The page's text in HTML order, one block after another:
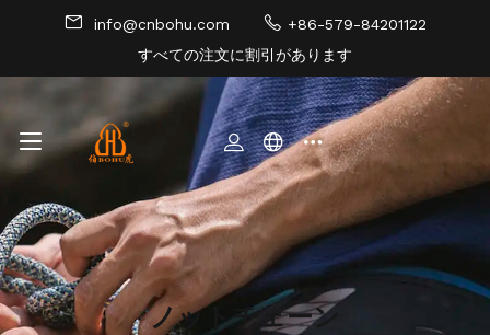
info@cnbohu.com
+86-579-84201122
すべての注文に割引があります
サイトマップ
ノットチェーン